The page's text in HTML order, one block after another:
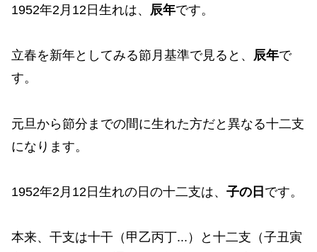
1952年2月12日生れは、 辰年です。
立春を新年としてみる節月基準で見ると、 辰年で
す。
元旦から節分までの間に生れた方だと異なる十二支
になります。
1952年2月12日生れの日の十二支は、 子の日 です。
本来、干支は十干（甲乙丙丁...）と十二支（子丑寅